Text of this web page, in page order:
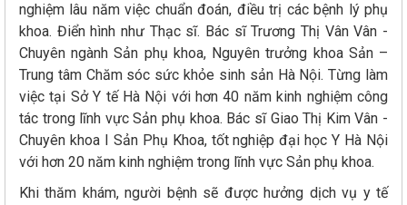
nghiệm lâu năm việc chuẩn đoán, điều trị các bệnh lý phụ
khoa. Điển hình như Thạc sĩ. Bác sĩ Trương Thị Vân Vân -
Chuyên ngành Sản phụ khoa, Nguyên trưởng khoa Sản –
Trung tâm Chăm sóc sức khỏe sinh sản Hà Nội. Từng làm
việc tại Sở Y tế Hà Nội với hơn 40 năm kinh nghiệm công
tác trong lĩnh vực Sản phụ khoa. Bác sĩ Giao Thị Kim Vân -
Chuyên khoa I Sản Phụ Khoa, tốt nghiệp đại học Y Hà Nội
với hơn 20 năm kinh nghiệm trong lĩnh vực Sản phụ khoa.
Khi thăm khám, người bệnh sẽ được hưởng dịch vụ y tế